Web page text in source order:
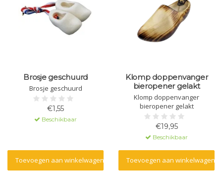
Brosje geschuurd
Brosje geschuurd
€1,55
Beschikbaar
Toevoegen aan winkelwagen
Klomp doppenvanger
bieropener gelakt
Klomp doppenvanger
bieropener gelakt
€19,95
Beschikbaar
Toevoegen aan winkelwagen